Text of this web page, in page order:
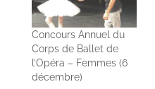
Concours Annuel du
Corps de Ballet de
l’Opéra – Femmes (6
décembre)